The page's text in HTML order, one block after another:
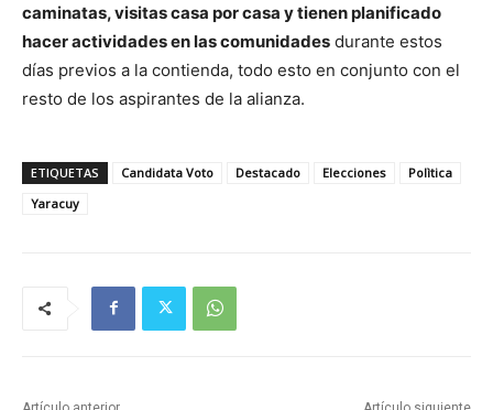
caminatas, visitas casa por casa y tienen planificado
hacer actividades en las comunidades durante estos
días previos a la contienda, todo esto en conjunto con el
resto de los aspirantes de la alianza.
ETIQUETAS Candidata Voto Destacado Elecciones
Polìtica
Yaracuy